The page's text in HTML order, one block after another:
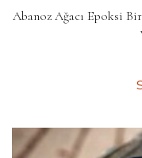
Abanoz Ağacı Epoksi